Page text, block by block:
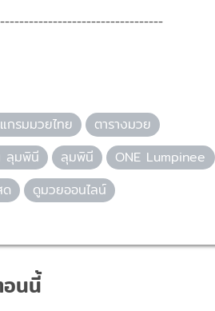
กรมมวยไทย
ตารางมวย
ลุมพินี ลุมพินี
ONE Lumpinee
ดูมวยออนไลน์
นนี้